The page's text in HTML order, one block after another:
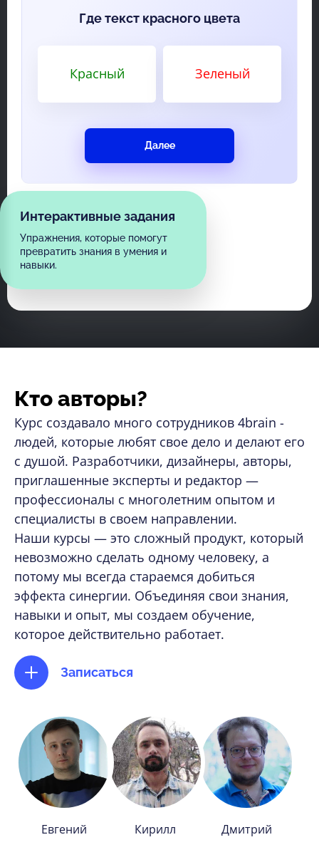
Где текст красного цвета
Красный Зеленый
Далее
Интерактивные задания
Упражнения, которые помогут
превратить знания в умения и
навыки.
Кто авторы?
Курс создавало много сотрудников 4brain -
людей, которые любят свое дело и делают его
с душой. Разработчики, дизайнеры, авторы,
приглашенные эксперты и редактор —
профессионалы с многолетним опытом и
специалисты в своем направлении.
Наши курсы — это сложный продукт, который
невозможно сделать одному человеку, а
потому мы всегда стараемся добиться
эффекта синергии. Объединяя свои знания,
навыки и опыт, мы создаем обучение,
которое действительно работает.
Записаться
Евгений Кирилл Дмитрий